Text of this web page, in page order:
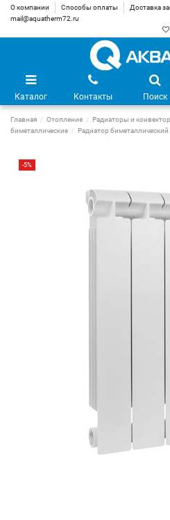
О компании Способы оплаты Доставка
mail@aquatherm72.ru
Каталог Контакты Поиск
Главная Отопление Радиаторы и
биметаллические
Радиатор биметаллический
-5%